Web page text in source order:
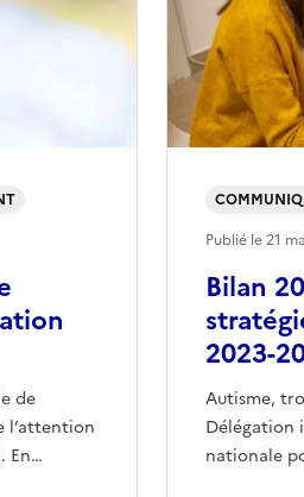
de
l’attention
En…
Bilan
2023-
Autisme,
Délégation
nationale
Publié le21